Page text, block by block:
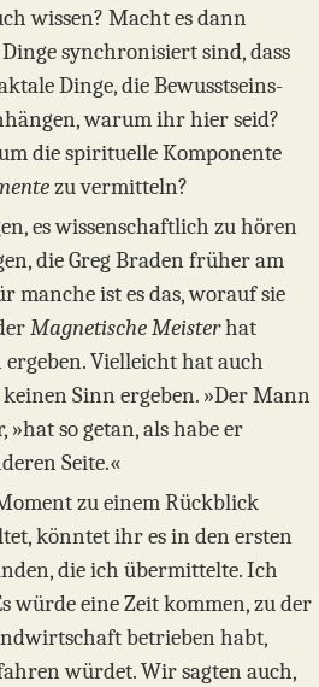
wissen? Macht es dann
synchronisiert sind, dass
Dinge, die Bewusstseins-
warum ihr hier seid?
die spirituelle Komponente
zu vermitteln?
es wissenschaftlich zu hören
die Greg Braden früher am
manche ist es das, worauf sie
Magnetische Meisterhat
Vielleicht hat auch
Sinn ergeben. »Der Mann
»hat so getan, als habe er
Seite.«
zu einem Rückblick
könntet ihr es in den ersten
die ich übermittelte. Ich
würde eine Zeit kommen, zu der
betrieben habt,
würdet. Wir sagten auch,